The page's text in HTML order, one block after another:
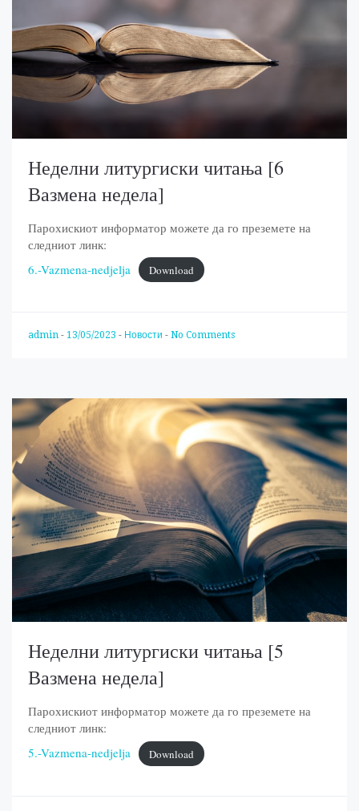
Неделни литургиски читања [6
Вазмена недела]
Парохискиот информатор можете да го преземете на
следниот линк:
6.-Vazmena-nedjelja
Download
admin - 13/05/2023 - Новости - No Comments
Неделни литургиски читања [5
Вазмена недела]
Парохискиот информатор можете да го преземете на
следниот линк:
5.-Vazmena-nedjelja
Download